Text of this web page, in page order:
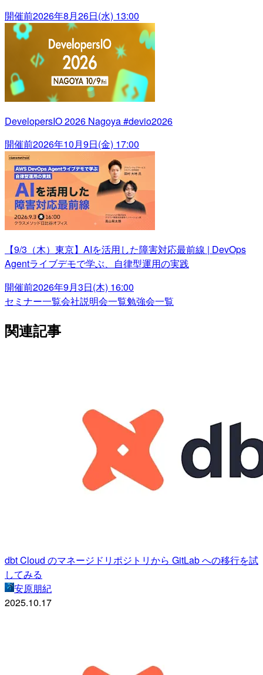
開催前2026年8月26日(水) 13:00
DevelopersIO 2026 Nagoya #devio2026
開催前2026年10月9日(金) 17:00
【9/3（木）東京】AIを活用した障害対応最前線 | DevOps
Agentライブデモで学ぶ、自律型運用の実践
開催前2026年9月3日(木) 16:00
セミナー一覧会社説明会一覧勉強会一覧
関連記事
dbt Cloud のマネージドリポジトリから GitLab への移行を試
してみる
安原朋紀
2025.10.17